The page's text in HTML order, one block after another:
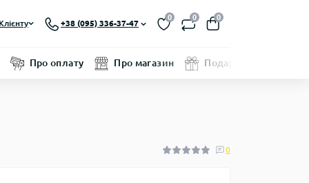
Клієнту +38 (095) 336-37-47
0 0 0
Про оплату Про магазин Подарунковий
0